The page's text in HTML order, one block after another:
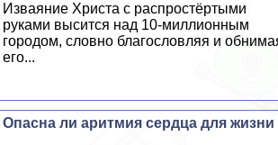
Изваяние Христа с распростёртыми
руками высится над 10-миллионным
городом, словно благословляя и
его...
Опасна ли аритмия сердца для жизни